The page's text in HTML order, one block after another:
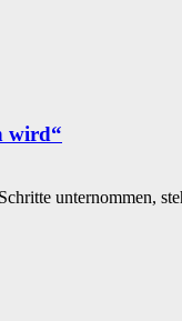
wird“
unternommen,